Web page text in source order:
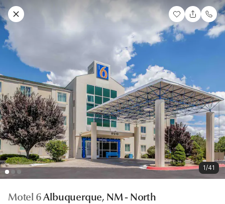
1/41
Motel 6Albuquerque, NM - North